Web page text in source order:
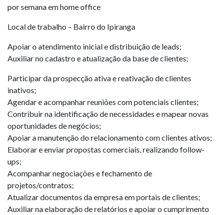
por semana em home office
Local de trabalho – Bairro do Ipiranga
Apoiar o atendimento inicial e distribuição de leads;
Auxiliar no cadastro e atualização da base de clientes;
Participar da prospecção ativa e reativação de clientes
inativos;
Agendar e acompanhar reuniões com potenciais clientes;
Contribuir na identificação de necessidades e mapear novas
oportunidades de negócios;
Apoiar a manutenção do relacionamento com clientes ativos;
Elaborar e enviar propostas comerciais, realizando follow-
ups;
Acompanhar negociações e fechamento de
projetos/contratos;
Atualizar documentos da empresa em portais de clientes;
Auxiliar na elaboração de relatórios e apoiar o cumprimento